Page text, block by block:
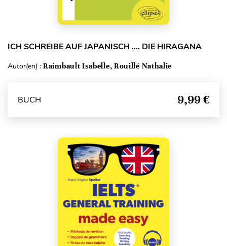
ICH SCHREIBE AUF JAPANISCH …. DIE HIRAGANA
Autor(en) : Raimbault Isabelle, Rouillé Nathalie
BUCH 9,99 €